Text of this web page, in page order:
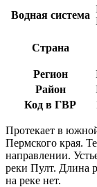
Водная система
Страна
Регион
Район
Код в ГВР
Протекает в
Пермского края.
направлении.
реки Пулт. Длина
на реке нет.